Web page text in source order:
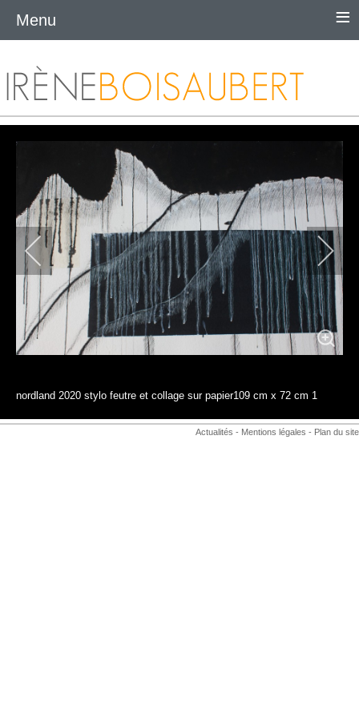
nordland 2020 stylo feutre et collage sur papier109 cm x 72 cm 1
Actualités - Mentions légales - Plan du site
Menu ≡